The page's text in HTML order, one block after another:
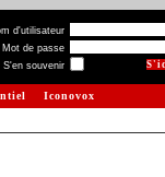
d'utilisateur
Mot de passe
S'en souvenir
Iconovox